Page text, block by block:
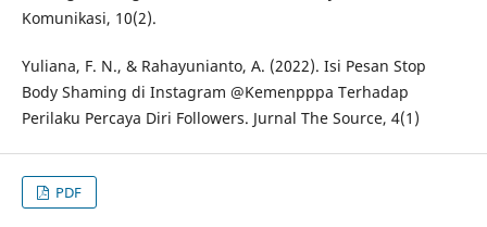
Komunikasi, 10(2).
Yuliana, F. N., & Rahayunianto, A. (2022). Isi Pesan Stop
Body Shaming di Instagram @Kemenpppa Terhadap
Perilaku Percaya Diri Followers. Jurnal The Source, 4(1)
PDF